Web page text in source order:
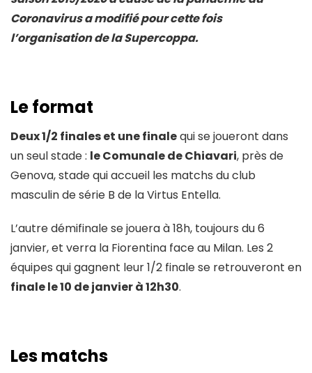
Coronavirus a modifié pour cette fois
l’organisation de la Supercoppa.
Le format
Deux 1/2 finales et une finalequi se joueront dans
un seul stade : le Comunale de Chiavari, près de
Genova, stade qui accueil les matchs du club
masculin de série B de la Virtus Entella.
L’autre démifinale se jouera à 18h, toujours du 6
janvier, et verra la Fiorentina face au Milan. Les 2
équipes qui gagnent leur 1/2 finale se retrouveront en
finale le 10 de janvier à 12h30.
Les matchs